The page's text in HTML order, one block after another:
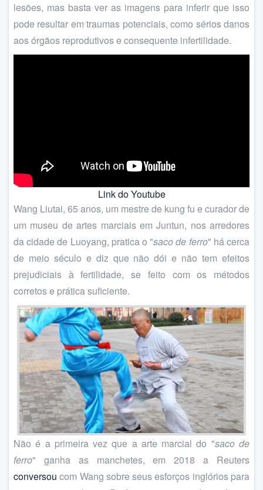
lesões, mas basta ver as imagens para inferir que isso
pode resultar em traumas potenciais, como sérios danos
aos órgãos reprodutivos e consequente infertilidade.
Link do Youtube
Wang Liutai, 65 anos, um mestre de kung fu e curador de
um museu de artes marciais em Juntun, nos arredores
da cidade de Luoyang, pratica o "saco de ferro" há cerca
de meio século e diz que não dói e não tem efeitos
prejudiciais à fertilidade, se feito com os métodos
corretos e prática suficiente.
Não é a primeira vez que a arte marcial do "saco de
ferro" ganha as manchetes, em 2018 a Reuters
conversou com Wang sobre seus esforços inglórios para